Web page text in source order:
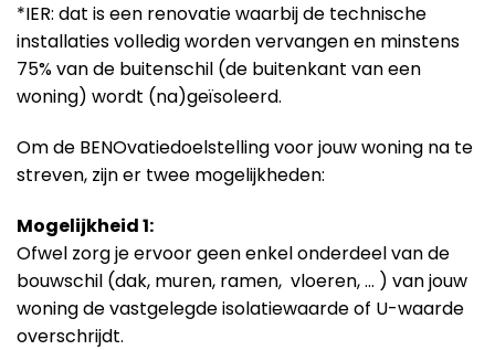
*IER: dat is een renovatie waarbij de technische
installaties volledig worden vervangen en minstens
75% van de buitenschil (de buitenkant van een
woning) wordt (na)geïsoleerd.
Om de BENOvatiedoelstelling voor jouw woning na te
streven, zijn er twee mogelijkheden:
Mogelijkheid 1:
Ofwel zorg je ervoor geen enkel onderdeel van de
bouwschil (dak, muren, ramen, vloeren, … ) van jouw
woning de vastgelegde isolatiewaarde of U-waarde
overschrijdt.